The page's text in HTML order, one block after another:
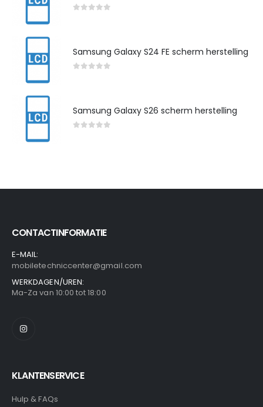
Samsung Galaxy S24 FE scherm herstelling
Samsung Galaxy S26 scherm herstelling
CONTACTINFORMATIE
E-MAIL:
mobiletechniccenter@gmail.com
WERKDAGEN/UREN:
Ma-Za van 10:00 tot 18:00
KLANTENSERVICE
Hulp & FAQs